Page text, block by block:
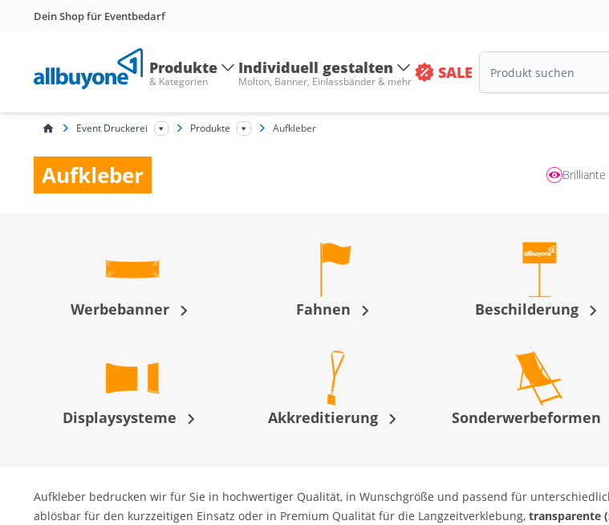
Dein Shop für Eventbedarf
Produkte
& Kategorien
Individuell gestalten
Molton, Banner, Einlassbänder & mehr SALE
Event Druckerei Produkte Aufkleber
Aufkleber
Werbebanner Fahnen Beschilderung
Displaysysteme Akkreditierung Sonderwerbeformen
Aufkleber bedrucken wir für Sie in hochwertiger Qualität, in Wunschgröße und passend für
ablösbar für den kurzzeitigen Einsatz oder in Premium Qualität für die Langzeitverklebung, transparente